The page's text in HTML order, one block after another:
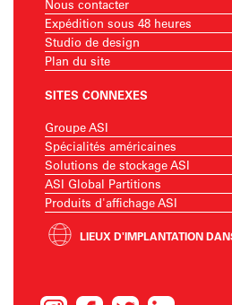
Nous contacter
Expédition sous 48 heures
Studio de design
Plan du site
SITES CONNEXES
Groupe ASI
Spécialités américaines
Solutions de stockage ASI
ASI Global Partitions
Produits d'affichage ASI
LIEUX D'IMPLANTATION